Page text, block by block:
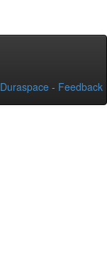
Duraspace - Feedback